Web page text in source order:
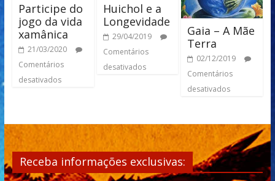
Participe do
jogo da vida
xamânica
21/03/2020
Comentários
desativados
Huichol e a
Longevidade
29/04/2019
Comentários
desativados
Gaia – A Mãe
Terra
02/12/2019
Comentários
desativados
Receba informações exclusivas: